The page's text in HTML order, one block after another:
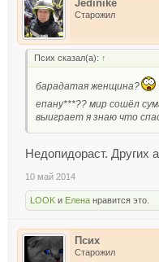
Jedinike
Старожил
Псих сказал(а): ↑
барадатая женщина?
епану***?? мир сошёл
выиграет я знаю что
Недопидораст. Других
10 май 2014
LOOK и Елена нравится это.
Псих
Старожил